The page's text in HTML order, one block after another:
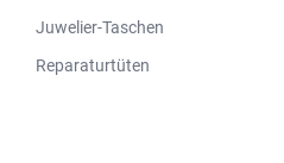
Juwelier-Taschen
Reparaturtüten